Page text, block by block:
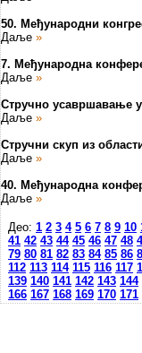
50. Међународни
Даље »
7. Међународна
Даље »
Стручно усавршавање
Даље »
Стручни скуп из
Даље »
40. Међународна
Даље »
Део: 1 2 3 4 5 6 7 8 9 10
41 42 43 44 45 46 47 48
79 80 81 82 83 84 85 86
112 113 114 115 116 117
139 140 141 142 143 144
166 167 168 169 170 171